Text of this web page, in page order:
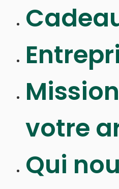
votre
Qui